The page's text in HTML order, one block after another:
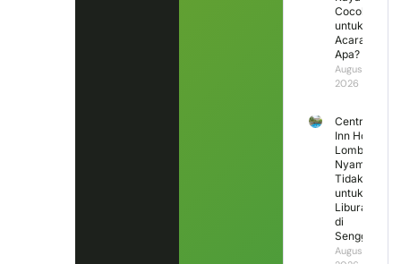
Cocok
untuk
Acara
Apa?
August 3,
2026
Central
Inn Hotel
Lombok,
Nyaman
Tidak
untuk
Liburan
di
Senggigi?
August 2,